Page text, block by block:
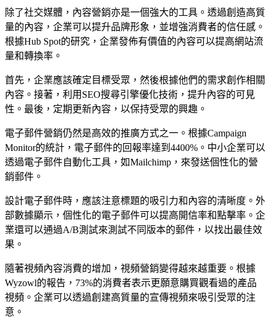
除了社交媒體，內容營銷亦是一個強大的工具。透過創造高質
量的內容，企業可以提升品牌形象，並增強消費者的信任感。
根據Hub Spot的研究，企業發佈有價值的內容可以提高網站流
量和轉換率。
首先，企業應該確定目標受眾，然後根據他們的需求創作相關
內容。接著，利用SEO搜尋引擎優化技術，提升內容的可見
性。最後，定期更新內容，以保持受眾的興趣。
電子郵件營銷仍然是高效的推廣方式之一。根據Campaign
Monitor的統計，電子郵件的回報率達到4400%。中小企業可以
透過電子郵件自動化工具，如Mailchimp，來發送個性化的營
銷郵件。
設計電子郵件時，應該注意標題的吸引力和內容的清晰度。外
部數據顯示，個性化的電子郵件可以提高開信率和點擊率。企
業還可以通過A/B測試來測試不同版本的郵件，以找出最佳效
果。
隨著視頻內容消費的增加，視頻營銷變得越來越重要。根據
Wyzowl的報告，73%的消費者表示更願意購買觀看過的產品
視頻。企業可以透過創建高質量的宣傳視頻來吸引受眾的注
意。